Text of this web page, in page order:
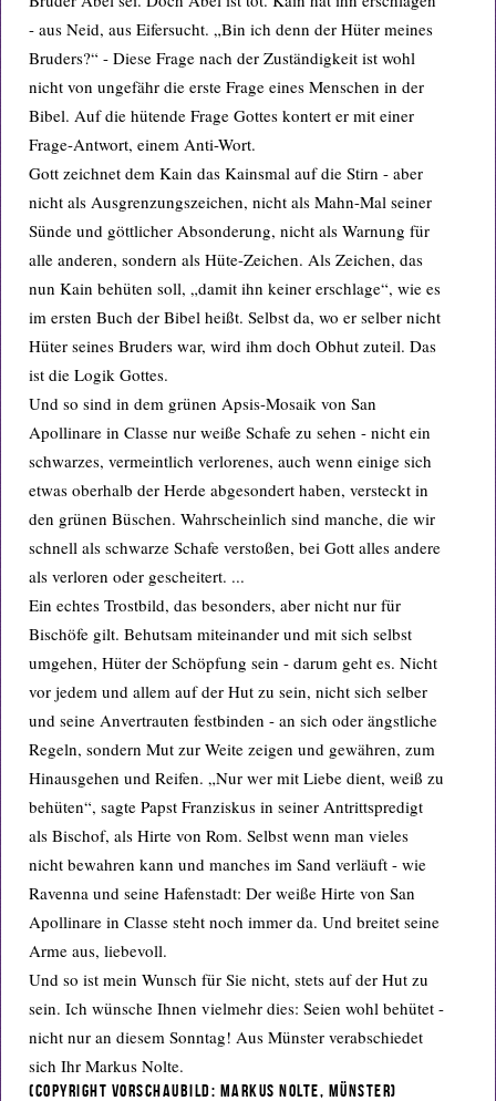
- aus Neid, aus Eifersucht. „Bin ich denn der Hüter meines
Bruders?“ - Diese Frage nach der Zuständigkeit ist wohl
nicht von ungefähr die erste Frage eines Menschen in der
Bibel. Auf die hütende Frage Gottes kontert er mit einer
Frage-Antwort, einem Anti-Wort.
Gott zeichnet dem Kain das Kainsmal auf die Stirn - aber
nicht als Ausgrenzungszeichen, nicht als Mahn-Mal seiner
Sünde und göttlicher Absonderung, nicht als Warnung für
alle anderen, sondern als Hüte-Zeichen. Als Zeichen, das
nun Kain behüten soll, „damit ihn keiner erschlage“, wie es
im ersten Buch der Bibel heißt. Selbst da, wo er selber nicht
Hüter seines Bruders war, wird ihm doch Obhut zuteil. Das
ist die Logik Gottes.
Und so sind in dem grünen Apsis-Mosaik von San
Apollinare in Classe nur weiße Schafe zu sehen - nicht ein
schwarzes, vermeintlich verlorenes, auch wenn einige sich
etwas oberhalb der Herde abgesondert haben, versteckt in
den grünen Büschen. Wahrscheinlich sind manche, die wir
schnell als schwarze Schafe verstoßen, bei Gott alles andere
als verloren oder gescheitert. ...
Ein echtes Trostbild, das besonders, aber nicht nur für
Bischöfe gilt. Behutsam miteinander und mit sich selbst
umgehen, Hüter der Schöpfung sein - darum geht es. Nicht
vor jedem und allem auf der Hut zu sein, nicht sich selber
und seine Anvertrauten festbinden - an sich oder ängstliche
Regeln, sondern Mut zur Weite zeigen und gewähren, zum
Hinausgehen und Reifen. „Nur wer mit Liebe dient, weiß zu
behüten“, sagte Papst Franziskus in seiner Antrittspredigt
als Bischof, als Hirte von Rom. Selbst wenn man vieles
nicht bewahren kann und manches im Sand verläuft - wie
Ravenna und seine Hafenstadt: Der weiße Hirte von San
Apollinare in Classe steht noch immer da. Und breitet seine
Arme aus, liebevoll.
Und so ist mein Wunsch für Sie nicht, stets auf der Hut zu
sein. Ich wünsche Ihnen vielmehr dies: Seien wohl behütet -
nicht nur an diesem Sonntag! Aus Münster verabschiedet
sich Ihr Markus Nolte.
(Copyright Vorschaubild: Markus Nolte, Münster)